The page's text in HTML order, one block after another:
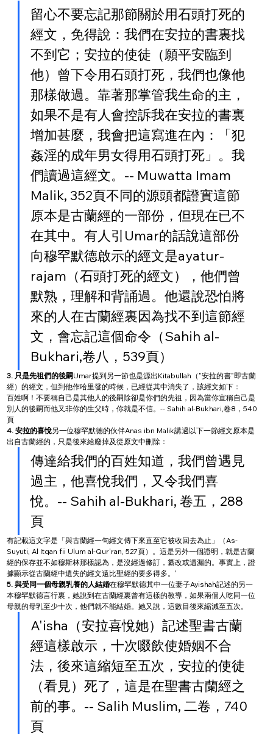
留心不要忘記那節關於用石頭打死的
經文，免得說：我們在安拉的書裏找
不到它；安拉的使徒（願平安臨到
他）曾下令用石頭打死，我們也像他
那樣做過。靠著那掌管我生命的主，
如果不是有人會控訴我在安拉的書裏
增加甚麼，我會把這寫進在內：「犯
姦淫的成年男女得用石頭打死」。我
們讀過這經文。-- Muwatta Imam
Malik, 352頁不同的源頭都證實這節
原本是古蘭經的一部份，但現在已不
在其中。有人引Umar的話說這部份
向穆罕默德啟示的經文是ayatur-
rajam（石頭打死的經文），他們曾
默熟，理解和背誦過。他還說恐怕將
來的人在古蘭經裏因為找不到這節經
文，會忘記這個命令（Sahih al-
Bukhari,卷八，539頁）
3. 只是先祖們的後嗣Umar提到另一節也是源出Kitabullah（"安拉的書"即古蘭
經）的經文，但到他作哈里發的時候，已經從其中消失了，該經文如下：
百姓啊！不要稱自己是其他人的後嗣除卻是你們的先祖，因為當你宣稱自己是
別人的後嗣而他又非你的生父時，你就是不信。-- Sahih al-Bukhari,卷8，540
頁
4. 安拉的喜悅另一位穆罕默德的伙伴Anas ibn Malik講過以下一節經文原本是
出自古蘭經的，只是後來給廢掉及從原文中刪除：
傳達給我們的百姓知道，我們曾遇見
過主，他喜悅我們，又令我們喜
悅。-- Sahih al-Bukhari, 卷五，288
頁
有記載這文字是「與古蘭經一句經文傳下來直至它被收回去為止」（As-
Suyuti, Al Itqan fii Ulum al-Qur'ran, 527頁）。這是另外一個證明，就是古蘭
經的保存並不如穆斯林那樣認為，是沒經過修訂，纂改或遺漏的。事實上，證
據顯示從古蘭經中遺失的經文遠比聖經的要多得多。'
5. 與受同一個母親乳養的人結婚在穆罕默德其中一位妻子Ayishah記述的另一
本穆罕默德言行裏，她說到在古蘭經裏曾有這樣的教導，如果兩個人吃同一位
母親的母乳至少十次，他們就不能結婚。她又說，這數目後來縮減至五次。
A'isha（安拉喜悅她）記述聖書古蘭
經這樣啟示，十次啜飲使婚姻不合
法，後來這縮短至五次，安拉的使徒
（看見）死了，這是在聖書古蘭經之
前的事。-- Salih Muslim, 二卷，740
頁